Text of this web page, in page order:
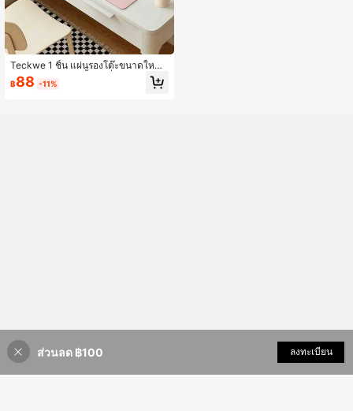
Teckwe 1 ชิ้น แผ่นรองโต๊ะขนาดใหญ่
พิเศษ หนัง PU กันน้ำ กันลื่น กันรอยขีด
ข่วน สองด้าน ทำความสะอาดง่าย แผ่น
฿88 -11%
ส่วนลด ฿100 ลงทะเบียน